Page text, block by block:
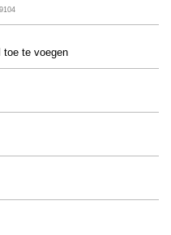
toe te voegen